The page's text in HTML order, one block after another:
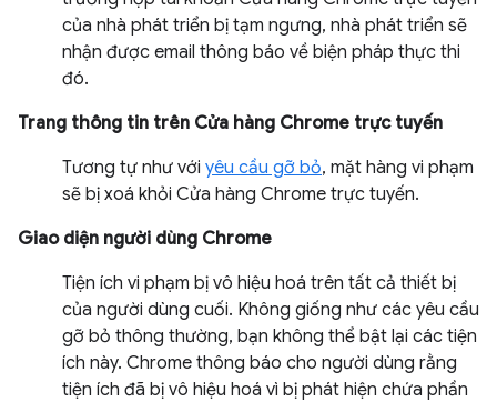
của nhà phát triển bị tạm ngưng, nhà phát triển sẽ
nhận được email thông báo về biện pháp thực thi
đó.
Trang thông tin trên Cửa hàng Chrome trực tuyến
Tương tự như với yêu cầu gỡ bỏ, mặt hàng vi phạm
sẽ bị xoá khỏi Cửa hàng Chrome trực tuyến.
Giao diện người dùng Chrome
Tiện ích vi phạm bị vô hiệu hoá trên tất cả thiết bị
của người dùng cuối. Không giống như các yêu cầu
gỡ bỏ thông thường, bạn không thể bật lại các tiện
ích này. Chrome thông báo cho người dùng rằng
tiện ích đã bị vô hiệu hoá vì bị phát hiện chứa phần